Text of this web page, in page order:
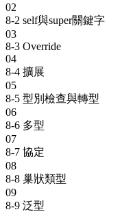
02
8-2 self與super關鍵字
03
8-3 Override
04
8-4 擴展
05
8-5 型別檢查與轉型
06
8-6 多型
07
8-7 協定
08
8-8 巢狀類型
09
8-9 泛型